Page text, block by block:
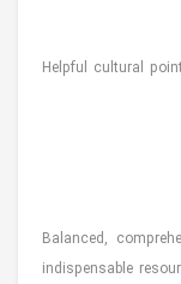
Helpful cultural
Balanced,
indispensable